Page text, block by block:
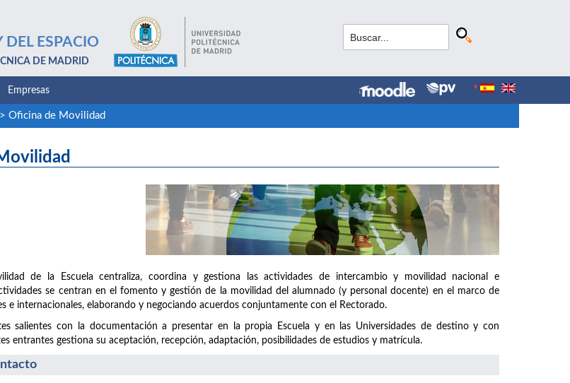
DEL ESPACIO
DE MADRID
Empresas
> Oficina de Movilidad
de la Escuela centraliza, coordina y gestiona las actividades de intercambio y movilidad nacional e
se centran en el fomento y gestión de la movilidad del alumnado (y personal docente) en el marco de
e internacionales, elaborando y negociando acuerdos conjuntamente con el Rectorado.
salientes con la documentación a presentar en la propia Escuela y en las Universidades de destino y con
entrantes gestiona su aceptación, recepción, adaptación, posibilidades de estudios y matrícula.